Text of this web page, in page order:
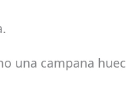
una campana